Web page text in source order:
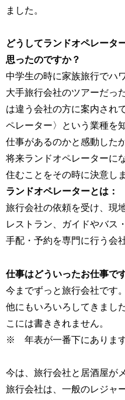
ました。
どうしてランドオペレータ
思ったのですか？
中学生の時に家族旅行でハ
大手旅行会社のツアーだっ
は違う会社の方に案内され
ペレーター〉という業種を
仕事があるのかと感動した
将来ランドオペレーターに
住むことをその時に決意し
ランドオペレーターとは：
旅行会社の依頼を受け、現
レストラン、ガイドやバス
手配・予約を専門に行う会
仕事はどういったお仕事で
今までずっと旅行会社です。
他にもいろいろしてきまし
こには書ききれません。
※ 年表が一番下にあります
今は、旅行会社と居酒屋が
旅行会社は、一般のレジャ